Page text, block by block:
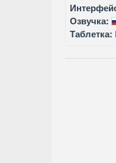
Озвучка:
Таблетка: